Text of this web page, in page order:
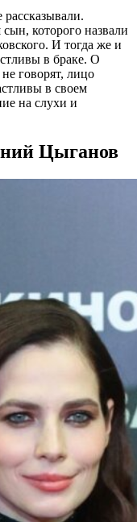
которого назвали
И тогда же и
в браке. О
говорят, лицо
в своем
на слухи и
Цыганов